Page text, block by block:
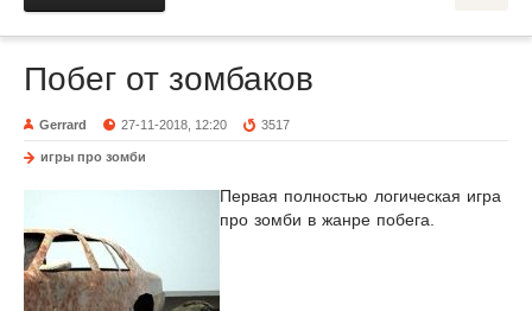
Побег от зомбаков
Gerrard 27-11-2018, 12:20 3517
игры про зомби
Первая полностью логическая игра
про зомби в жанре побега.